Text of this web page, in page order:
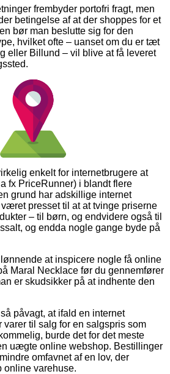
frembyder portofri fragt, men
betingelse af at der shoppes for et
bør man beslutte sig for den
hvilket ofte – uanset om du er tæt
eller Billund – vil blive at få leveret
enkelt for internetbrugere at
fx PriceRunner) i blandt flere
grund har adskillige internet
presset til at at tvinge priserne
– til børn, og endvidere også til
og endda nogle gange byde på
at inspicere nogle få online
Maral Necklace før du gennemfører
er skudsikker på at indhente den
påvagt, at ifald en internet
til salg for en salgspris som
burde det for det meste
uægte online webshop. Bestillinger
omfavnet af en lov, der
online varehuse.